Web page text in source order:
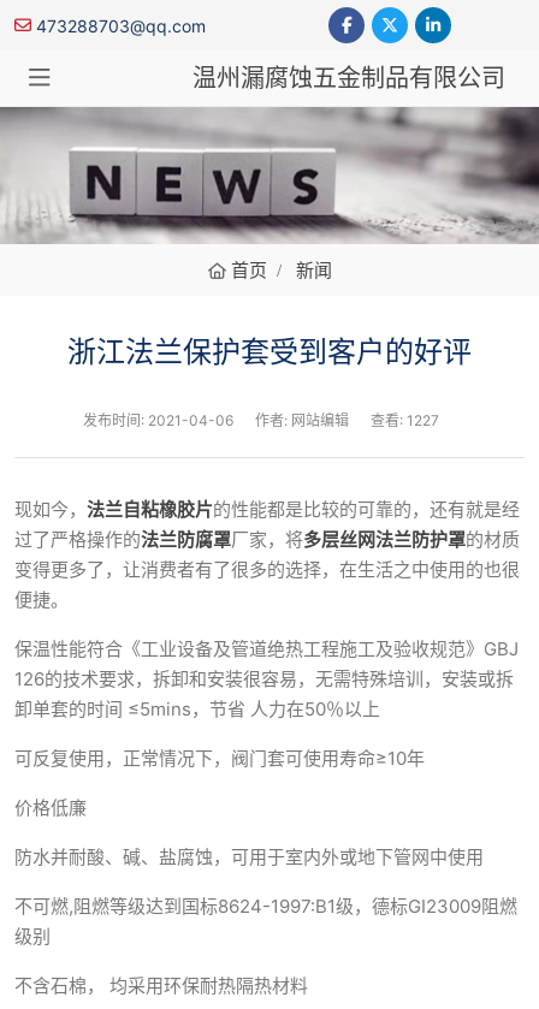
473288703@qq.com
温州漏腐蚀五金制品有限公司
新闻
首页 新闻
浙江法兰保护套受到客户的好评
发布时间: 2021-04-06 作者: 网站编辑 查看: 1227
现如今， 法兰自粘橡胶片的性能都是比较的可靠的，还有就是经
过了严格操作的法兰防腐罩厂家，将多层丝网法兰防护罩的材质
变得更多了，让消费者有了很多的选择，在生活之中使用的也很
便捷。
保温性能符合《工业设备及管道绝热工程施工及验收规范》GBJ
126的技术要求，拆卸和安装很容易，无需特殊培训，安装或拆
卸单套的时间 ≤5mins，节省 人力在50％以上
可反复使用，正常情况下，阀门套可使用寿命≥10年
价格低廉
防水并耐酸、碱、盐腐蚀，可用于室内外或地下管网中使用
不可燃,阻燃等级达到国标8624-1997:B1级，德标GI23009阻燃
级别
不含石棉， 均采用环保耐热隔热材料